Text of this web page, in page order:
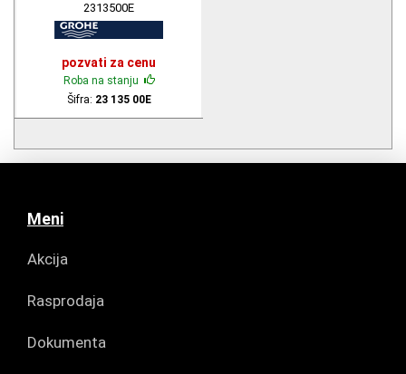
2313500E
pozvati za cenu
Roba na stanju
Šifra: 23 135 00E
Meni
Akcija
Rasprodaja
Dokumenta